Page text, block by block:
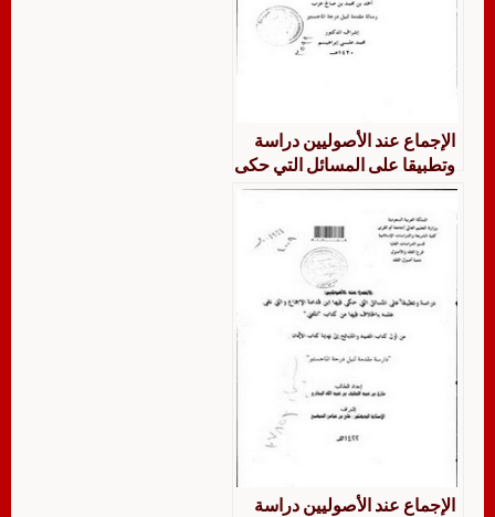
الإجماع عند الأصوليين دراسة
وتطبيقا على المسائل التي حكى
فيها ابن قدامة الإجماع والتي
نفى علمه بالخلاف فيها من
كتاب المغني من أول كتاب
الإجارات إلى نهاية كتاب الوصايا
‏‏الإجماع عند الأصوليين دراسة